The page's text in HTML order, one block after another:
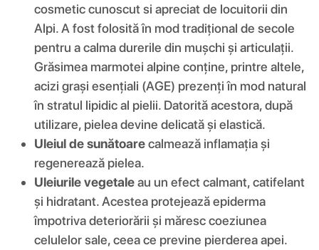
cosmetic cunoscut si apreciat de locuitorii din
Alpi. A fost folosită în mod tradițional de secole
pentru a calma durerile din mușchi și articulații.
Grăsimea marmotei alpine conține, printre altele,
acizi grași esențiali (AGE) prezenți în mod natural
în stratul lipidic al pielii. Datorită acestora, după
utilizare, pielea devine delicată și elastică.
Uleiul de sunătoarecalmează inflamația și
regenerează pielea.
Uleiurile vegetaleau un efect calmant, catifelant
și hidratant. Acestea protejează epiderma
împotriva deteriorării și măresc coeziunea
celulelor sale, ceea ce previne pierderea apei.